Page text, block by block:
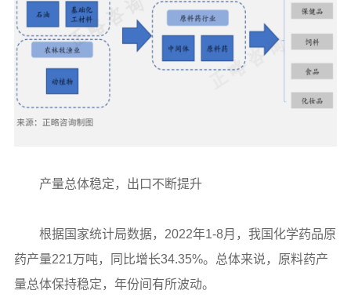
产量总体稳定，出口不断提升
根据国家统计局数据，2022年1-8月，我国化学药品原
药产量221万吨，同比增长34.35%。总体来说，原料药产
量总体保持稳定，年份间有所波动。